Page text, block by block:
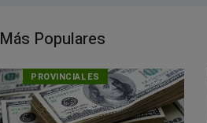
Más Populares
PROVINCIALES